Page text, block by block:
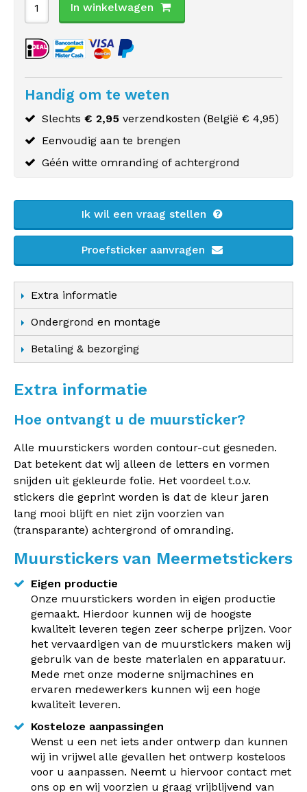
In winkelwagen
Handig om te weten
Slechts € 2,95 verzendkosten (België € 4,95)
Eenvoudig aan te brengen
Géén witte omranding of achtergrond
Ik wil een vraag stellen
Proefsticker aanvragen
Extra informatie
Ondergrond en montage
Betaling & bezorging
Extra informatie
Hoe ontvangt u de muursticker?
Alle muurstickers worden contour-cut gesneden.
Dat betekent dat wij alleen de letters en vormen
snijden uit gekleurde folie. Het voordeel t.o.v.
stickers die geprint worden is dat de kleur jaren
lang mooi blijft en niet zijn voorzien van
(transparante) achtergrond of omranding.
Muurstickers van Meermetstickers
Eigen productie
Onze muurstickers worden in eigen productie
gemaakt. Hierdoor kunnen wij de hoogste
kwaliteit leveren tegen zeer scherpe prijzen. Voor
het vervaardigen van de muurstickers maken wij
gebruik van de beste materialen en apparatuur.
Mede met onze moderne snijmachines en
ervaren medewerkers kunnen wij een hoge
kwaliteit leveren.
Kosteloze aanpassingen
Wenst u een net iets ander ontwerp dan kunnen
wij in vrijwel alle gevallen het ontwerp kosteloos
voor u aanpassen. Neemt u hiervoor contact met
ons op en wij voorzien u graag vrijblijvend van